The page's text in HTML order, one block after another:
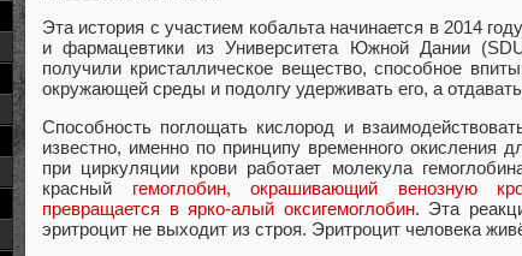
Эта история с участием кобальта начинается в 2014
и фармацевтики из Университета Южной Дании
получили кристаллическое вещество, способное
окружающей среды и подолгу удерживать его, а
Способность поглощать кислород и
известно, именно по принципу временного окисления
при циркуляции крови работает молекула
красный гемоглобин, окрашивающий венозную
превращается в ярко-алый оксигемоглобин. Эта
эритроцит не выходит из строя. Эритроцит человека